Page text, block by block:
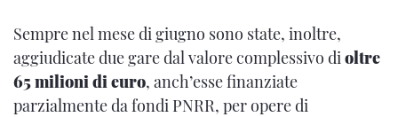
Sempre nel mese di giugno sono state, inoltre,
aggiudicate due gare dal valore complessivo dioltre
65 milioni di euro, anch’esse finanziate
parzialmente da fondi PNRR, per opere di